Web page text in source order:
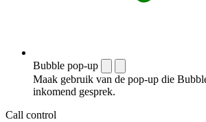
Bubble pop-up
Maak gebruik van de pop-up die
inkomend gesprek.
Call control